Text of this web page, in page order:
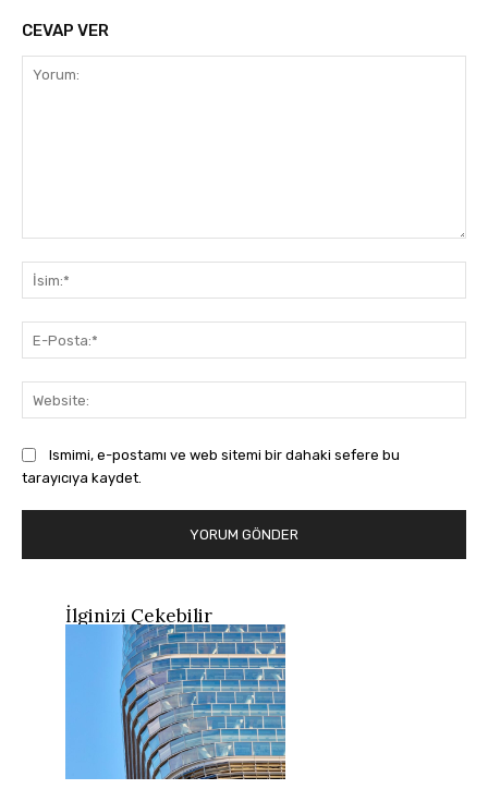
CEVAP VER
Ismimi, e-postamı ve web sitemi bir dahaki sefere bu
tarayıcıya kaydet.
İlginizi Çekebilir